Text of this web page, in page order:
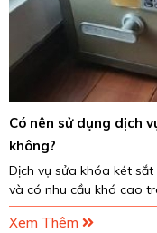
Có nên sử dụng dịch
không?
Dịch vụ sửa khóa két
và có nhu cầu khá cao
sẽ là lựa chọn hoàn hảo
Xem Thêm